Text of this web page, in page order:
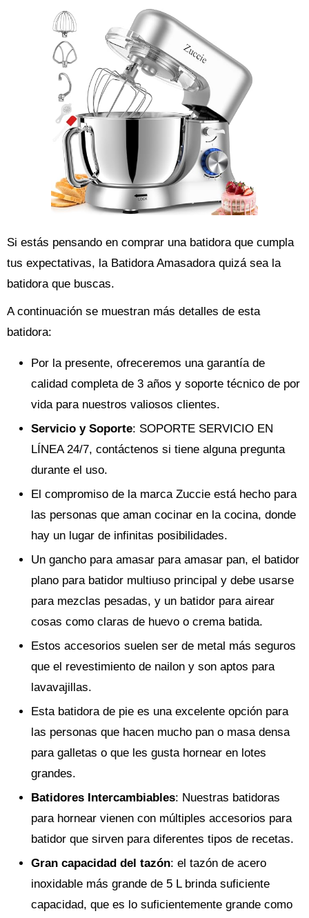
Si estás pensando en comprar una batidora que cumpla
tus expectativas, la Batidora Amasadora quizá sea la
batidora que buscas.
A continuación se muestran más detalles de esta
batidora:
Por la presente, ofreceremos una garantía de
calidad completa de 3 años y soporte técnico de por
vida para nuestros valiosos clientes.
Servicio y Soporte: SOPORTE SERVICIO EN
LÍNEA 24/7, contáctenos si tiene alguna pregunta
durante el uso.
El compromiso de la marca Zuccie está hecho para
las personas que aman cocinar en la cocina, donde
hay un lugar de infinitas posibilidades.
Un gancho para amasar para amasar pan, el batidor
plano para batidor multiuso principal y debe usarse
para mezclas pesadas, y un batidor para airear
cosas como claras de huevo o crema batida.
Estos accesorios suelen ser de metal más seguros
que el revestimiento de nailon y son aptos para
lavavajillas.
Esta batidora de pie es una excelente opción para
las personas que hacen mucho pan o masa densa
para galletas o que les gusta hornear en lotes
grandes.
Batidores Intercambiables: Nuestras batidoras
para hornear vienen con múltiples accesorios para
batidor que sirven para diferentes tipos de recetas.
Gran capacidad del tazón: el tazón de acero
inoxidable más grande de 5 L brinda suficiente
capacidad, que es lo suficientemente grande como